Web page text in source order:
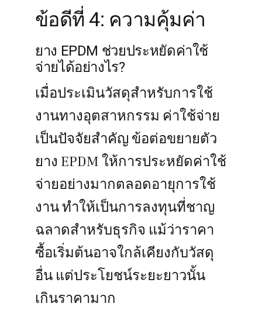
ข้อดีที่ 4: ความคุ้มค่า
ยาง EPDM ช่วยประหยัดค่าใช้
จ่ายได้อย่างไร?
เมื่อประเมินวัสดุสำหรับการใช้
งานทางอุตสาหกรรม ค่าใช้จ่าย
เป็นปัจจัยสำคัญ ข้อต่อขยายตัว
ยาง EPDM ให้การประหยัดค่าใช้
จ่ายอย่างมากตลอดอายุการใช้
งาน ทำให้เป็นการลงทุนที่ชาญ
ฉลาดสำหรับธุรกิจ แม้ว่าราคา
ซื้อเริ่มต้นอาจใกล้เคียงกับวัสดุ
อื่น แต่ประโยชน์ระยะยาวนั้น
เกินราคามาก